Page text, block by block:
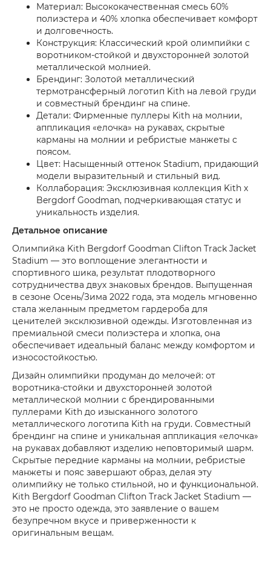
Материал: Высококачественная смесь 60%
полиэстера и 40% хлопка обеспечивает комфорт
и долговечность.
Конструкция: Классический крой олимпийки с
воротником-стойкой и двухсторонней золотой
металлической молнией.
Брендинг: Золотой металлический
термотрансферный логотип Kith на левой груди
и совместный брендинг на спине.
Детали: Фирменные пуллеры Kith на молнии,
аппликация «елочка» на рукавах, скрытые
карманы на молнии и ребристые манжеты с
поясом.
Цвет: Насыщенный оттенок Stadium, придающий
модели выразительный и стильный вид.
Коллаборация: Эксклюзивная коллекция Kith x
Bergdorf Goodman, подчеркивающая статус и
уникальность изделия.
Детальное описание
Олимпийка Kith Bergdorf Goodman Clifton Track Jacket
Stadium — это воплощение элегантности и
спортивного шика, результат плодотворного
сотрудничества двух знаковых брендов. Выпущенная
в сезоне Осень/Зима 2022 года, эта модель мгновенно
стала желанным предметом гардероба для
ценителей эксклюзивной одежды. Изготовленная из
премиальной смеси полиэстера и хлопка, она
обеспечивает идеальный баланс между комфортом и
износостойкостью.
Дизайн олимпийки продуман до мелочей: от
воротника-стойки и двухсторонней золотой
металлической молнии с брендированными
пуллерами Kith до изысканного золотого
металлического логотипа Kith на груди. Совместный
брендинг на спине и уникальная аппликация «елочка»
на рукавах добавляют изделию неповторимый шарм.
Скрытые передние карманы на молнии, ребристые
манжеты и пояс завершают образ, делая эту
олимпийку не только стильной, но и функциональной.
Kith Bergdorf Goodman Clifton Track Jacket Stadium —
это не просто одежда, это заявление о вашем
безупречном вкусе и приверженности к
оригинальным вещам.